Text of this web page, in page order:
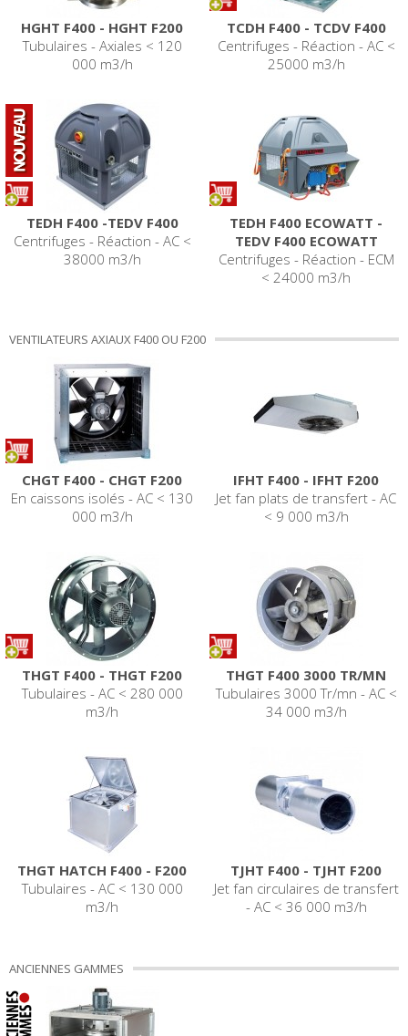
HGHT F400 - HGHT F200
Tubulaires - Axiales < 120
000 m3/h
TCDH F400 - TCDV F400
Centrifuges - Réaction - AC <
25000 m3/h
TEDH F400 -TEDV F400
Centrifuges - Réaction - AC <
38000 m3/h
TEDH F400 ECOWATT -
TEDV F400 ECOWATT
Centrifuges - Réaction - ECM
< 24000 m3/h
VENTILATEURS AXIAUX F400 OU F200
CHGT F400 - CHGT F200
En caissons isolés - AC < 130
000 m3/h
IFHT F400 - IFHT F200
Jet fan plats de transfert - AC
< 9 000 m3/h
THGT F400 - THGT F200
Tubulaires - AC < 280 000
m3/h
THGT F400 3000 TR/MN
Tubulaires 3000 Tr/mn - AC <
34 000 m3/h
THGT HATCH F400 - F200
Tubulaires - AC < 130 000
m3/h
TJHT F400 - TJHT F200
Jet fan circulaires de transfert
- AC < 36 000 m3/h
ANCIENNES GAMMES